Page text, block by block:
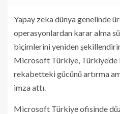
Yapay zeka dünya genelinde
operasyonlardan karar alma
biçimlerini yeniden
Microsoft Türkiye, Türkiye’de
rekabetteki gücünü artırma
imza attı.
Microsoft Türkiye ofisinde